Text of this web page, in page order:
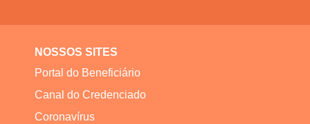
NOSSOS SITES
Portal do Beneficiário
Canal do Credenciado
Coronavírus